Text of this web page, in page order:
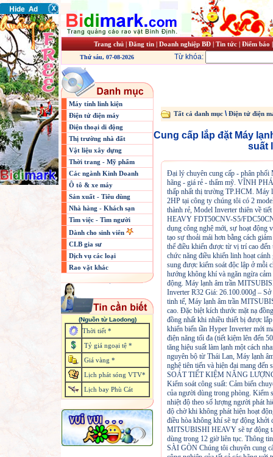
Trang chủ|Đăng tin|Doanh nghiệp BĐ|Tin tức|Điểm báo
Thứ sáu, 07-08-2026 Từ khóa:
Máy tính linh kiện
Điện tử điện máy
Điện thoại di động
Thị trường nhà đất
Vật liệu xây dựng
Thời trang - Mỹ phẩm
Các ngành Kinh Doanh
Ô tô & xe máy
Sản xuất - Tiêu dùng
Nhà hàng - Khách sạn
Tìm việc - Tìm người
Dành cho sinh viên
CLB gia sư
Dịch vụ các loại
Rao vặt khác
(Nguồn từ Laodong)
Thời tiết *
Tỷ giá ngoại tệ *
Giá vàng *
Lịch phát sóng VTV*
Lịch bay Phù Cát
Tất cả danh mục \Điện tử điện
Cung cấp lắp đặt Máy
suất
Đại lý chuyên cung cấp - phân
hãng - giá rẻ - thẩm mỹ. VĨNH
thấp nhất thị trường TP.HCM.
2HP tại công ty chúng tôi có 2
thành rẻ, Model Inverter thiên về
HEAVY FDT50CNV-S5/
dụng công nghệ mới, sự hoạt động
tạo sự thoải mái hơn bằng cách
thể điều khiển được từ vị trí cao
chức năng điều khiển linh hoạt
sung được kiểm soát độc lập ở mỗi
hướng không khí và ngăn ngừa
động. Máy lạnh âm trần
Inverter R32 Giá: 26.100.000₫ –
tinh tế, Máy lạnh âm trần
cao. Đặc biệt kích thước mặt nạ
đồng nhất khi nhiều thiết bị được
khiển biến tần Hyper Inverter mới
điện năng tối đa (tiết kiệm lên đến
tăng hiệu suất làm lạnh một cách
nguyên bộ từ Thái Lan, Máy lạnh
nghệ tiên tiến và hiện đại mang
SOÁT TIẾT KIỆM NĂNG
Kiểm soát công suất: Cảm biến
của người dùng trong phòng. Kiểm
nhiệt độ theo số lượng người phát
độ chờ khi không phát hiện hoạt
điều hòa không khí sẽ tự động khởi
MITSUBISHI HEAVY sẽ tự động
dùng trong 12 giờ liên tục. Thông
SÀI GÒN Chúng tôi chuyên cung